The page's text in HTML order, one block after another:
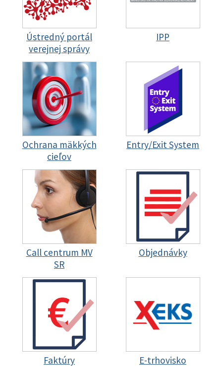
Ústredný portál
verejnej správy
IPP
Ochrana mäkkých
cieľov
Entry/Exit System
Call centrum MV
SR
Objednávky
Faktúry E-trhovisko